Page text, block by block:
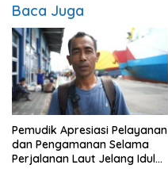
Baca Juga
Pemudik Apresiasi Pelayanan
dan Pengamanan Selama
Perjalanan Laut Jelang Idul